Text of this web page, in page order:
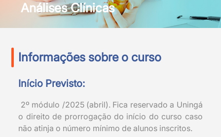
Análises Clínicas
Informações sobre o curso
Início Previsto:
2º módulo /2025 (abril). Fica reservado a Uningá
o direito de prorrogação do início do curso caso
não atinja o número mínimo de alunos inscritos.